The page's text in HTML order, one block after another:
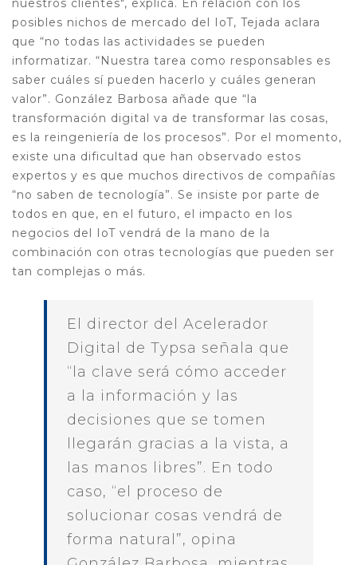
nuestros clientes", explica. En relación con los
posibles nichos de mercado del IoT, Tejada aclara
que “no todas las actividades se pueden
informatizar. “Nuestra tarea como responsables es
saber cuáles sí pueden hacerlo y cuáles generan
valor”. González Barbosa añade que “la
transformación digital va de transformar las cosas,
es la reingeniería de los procesos”. Por el momento,
existe una dificultad que han observado estos
expertos y es que muchos directivos de compañías
“no saben de tecnología”. Se insiste por parte de
todos en que, en el futuro, el impacto en los
negocios del IoT vendrá de la mano de la
combinación con otras tecnologías que pueden ser
tan complejas o más.
El director del Acelerador
Digital de Typsa señala que
“la clave será cómo acceder
a la información y las
decisiones que se tomen
llegarán gracias a la vista, a
las manos libres”. En todo
caso, “el proceso de
solucionar cosas vendrá de
forma natural”, opina